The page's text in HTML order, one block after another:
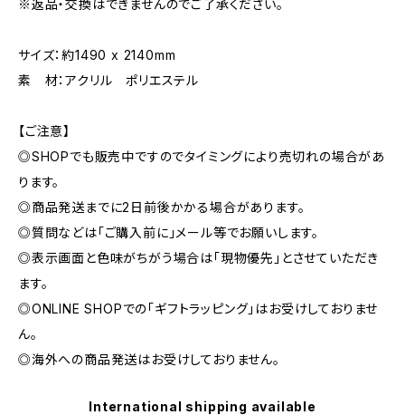
※返品・交換はできませんのでご了承ください。
サイズ：約1490 x 2140mm
素 材：アクリル ポリエステル
【ご注意】
◎SHOPでも販売中ですのでタイミングにより売切れの場合があ
ります。
◎商品発送までに2日前後かかる場合があります。
◎質問などは「ご購入前に」メール等でお願いします。
◎表示画面と色味がちがう場合は「現物優先」とさせていただき
ます。
◎ONLINE SHOPでの「ギフトラッピング」はお受けしておりませ
ん。
◎海外への商品発送はお受けしておりません。
International shipping available